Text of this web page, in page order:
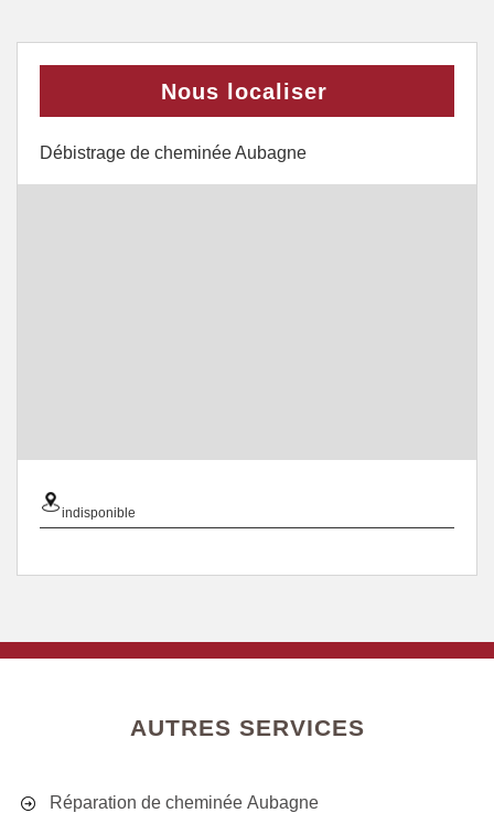
Nous localiser
Débistrage de cheminée Aubagne
indisponible
AUTRES SERVICES
Réparation de cheminée Aubagne